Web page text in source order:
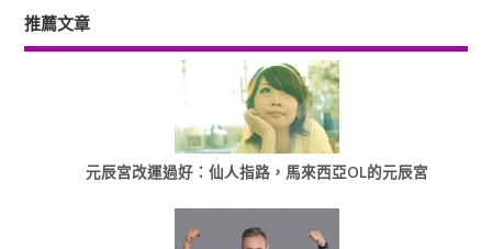
推薦文章
元辰宮改運過好：仙人指路，馬來西亞OL的元辰宮